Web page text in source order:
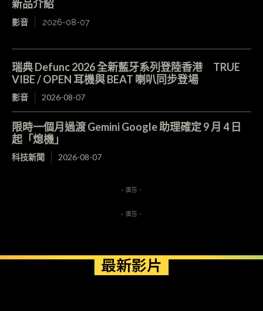
新品介紹
影音 2026-08-07
瑞典 Defunc 2026 全新藍牙系列登陸香港 TRUE
VIBE / OPEN 耳機與 BEAT 喇叭同步登場
影音 2026-08-07
限時一個月過渡 Gemini Google 助理確定 9 月 4 日
起「熄機」
科技新聞 2026-08-07
- 廣告 -
- 廣告 -
最新影片